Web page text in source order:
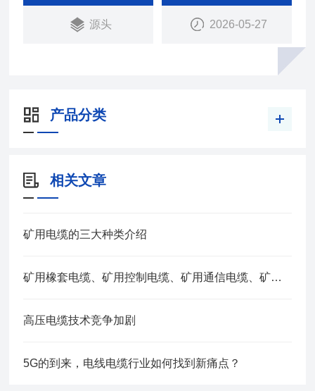
源头 2026-05-27
产品分类
相关文章
矿用电缆的三大种类介绍
矿用橡套电缆、矿用控制电缆、矿用通信电缆、矿用电力电缆、矿用计算机电缆区别，看完不选错
高压电缆技术竞争加剧
5G的到来，电线电缆行业如何找到新痛点？